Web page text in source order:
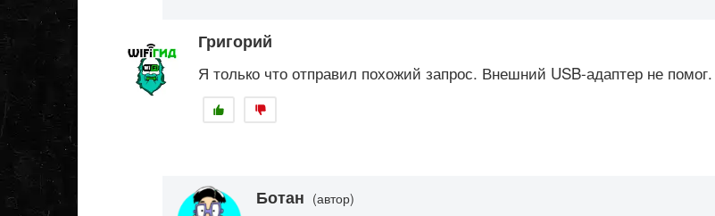
Григорий
Я только что отправил похожий запрос. Внешний USB-адаптер не помог.
Ботан (автор)